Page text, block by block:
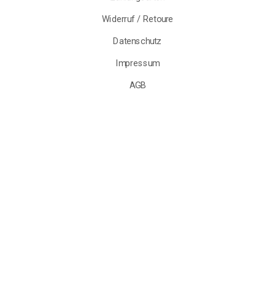
Widerruf / Retoure
Datenschutz
Impressum
AGB